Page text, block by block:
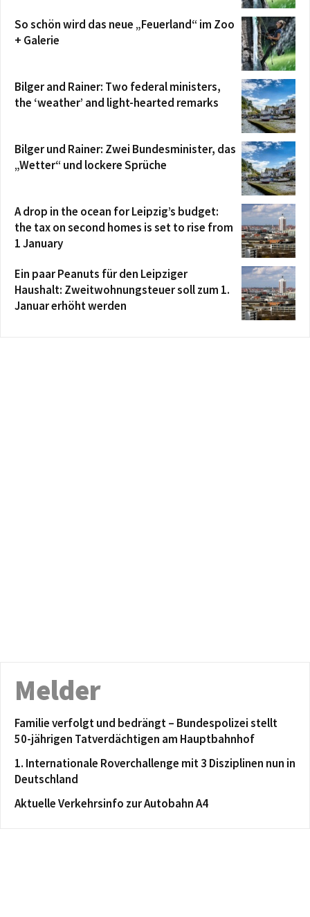
So schön wird das neue „Feuerland“ im Zoo
+ Galerie
Bilger and Rainer: Two federal ministers,
the ‘weather’ and light-hearted remarks
Bilger und Rainer: Zwei Bundesminister, das
„Wetter“ und lockere Sprüche
A drop in the ocean for Leipzig’s budget:
the tax on second homes is set to rise from
1 January
Ein paar Peanuts für den Leipziger
Haushalt: Zweitwohnungsteuer soll zum 1.
Januar erhöht werden
Melder
Familie verfolgt und bedrängt – Bundespolizei stellt
50-jährigen Tatverdächtigen am Hauptbahnhof
1. Internationale Roverchallenge mit 3 Disziplinen nun in
Deutschland
Aktuelle Verkehrsinfo zur Autobahn A4